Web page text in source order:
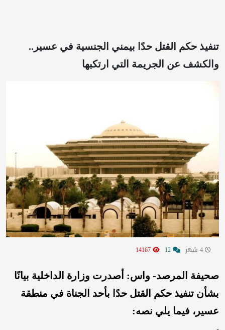
تنفيذ حكم القتل حدًا بيمني الجنسية في عسير..
والكشف عن الجريمة التي ارتكبها
صحيفة المرصد- واس: أصدرت وزارة الداخلية بيانًا
بشأن تنفيذ حكم القتل حدًا بأحد الجناة في منطقة
عسير، فيما يلي نصه: